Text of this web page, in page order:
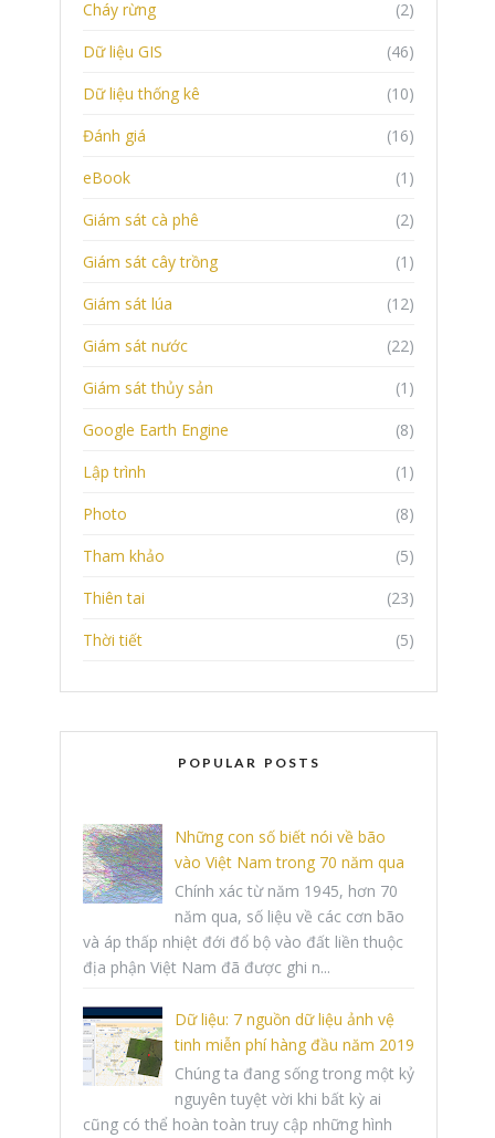
Cháy rừng
(2)
Dữ liệu GIS
(46)
Dữ liệu thống kê
(10)
Đánh giá
(16)
eBook
(1)
Giám sát cà phê
(2)
Giám sát cây trồng
(1)
Giám sát lúa
(12)
Giám sát nước
(22)
Giám sát thủy sản
(1)
Google Earth Engine
(8)
Lập trình
(1)
Photo
(8)
Tham khảo
(5)
Thiên tai
(23)
Thời tiết
(5)
POPULAR POSTS
Những con số biết nói về bão
vào Việt Nam trong 70 năm qua
Chính xác từ năm 1945, hơn 70
năm qua, số liệu về các cơn bão
và áp thấp nhiệt đới đổ bộ vào đất liền thuộc
địa phận Việt Nam đã được ghi n...
Dữ liệu: 7 nguồn dữ liệu ảnh vệ
tinh miễn phí hàng đầu năm 2019
Chúng ta đang sống trong một kỷ
nguyên tuyệt vời khi bất kỳ ai
cũng có thể hoàn toàn truy cập những hình